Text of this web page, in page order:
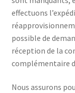
effectuons
possible de
réception de la
complémentaire
Nous assurons